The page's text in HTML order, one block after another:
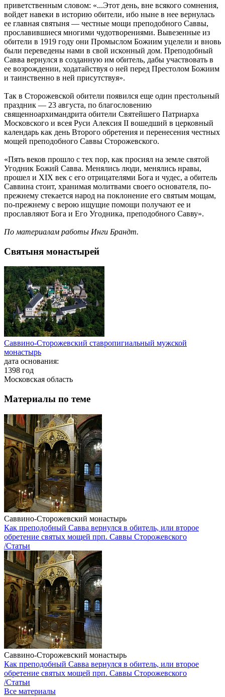
приветственным словом: «...Этот день, вне всякого сомнения,
войдет навеки в историю обители, ибо ныне в нее вернулась
ее главная святыня — честные мощи преподобного Саввы,
прославившиеся многими чудотворениями. Вывезенные из
обители в 1919 году они Промыслом Божиим уцелели и вновь
были переведены нами в свой исконный дом. Преподобный
Савва вернулся в созданную им обитель, дабы участвовать в
ее возрождении, ходатайствуя о ней перед Престолом Божиим
и таинственно в ней присутствуя».
Так в Сторожевской обители появился еще один престольный
праздник — 23 августа, по благословению
священноархимандрита обители Святейшего Патриарха
Московского и всея Руси Алексия II вошедший в церковный
календарь как день Второго обретения и перенесения честных
мощей преподобного Саввы Сторожевского.
«Пять веков прошло с тех пор, как просиял на земле святой
Угодник Божий Савва. Менялись люди, менялись нравы,
прошел и XIX век с его отрицателями Бога и чудес, а обитель
Саввина стоит, хранимая молитвами своего основателя, по-
прежнему стекается народ на поклонение его святым мощам,
по-прежнему с верою ищущие помощи получают ее и
прославляют Бога и Его Угодника, преподобного Савву».
По материалам работы Инги Брандт.
Святыня монастырей
Саввино-Сторожевский ставропигиальный мужской
монастырь
дата основания:
1398 год
Московская область
Материалы по теме
Саввино-Сторожевский монастырь
Как преподобный Савва вернулся в обитель, или второе
обретение святых мощей прп. Саввы Сторожевского
/Статьи
Саввино-Сторожевский монастырь
Как преподобный Савва вернулся в обитель, или второе
обретение святых мощей прп. Саввы Сторожевского
/Статьи
Все материалы